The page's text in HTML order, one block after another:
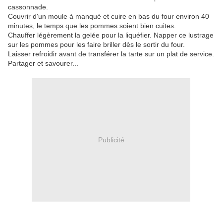
cassonnade.
Couvrir d'un moule à manqué et cuire en bas du four environ 40
minutes, le temps que les pommes soient bien cuites.
Chauffer légèrement la gelée pour la liquéfier. Napper ce lustrage
sur les pommes pour les faire briller dès le sortir du four.
Laisser refroidir avant de transférer la tarte sur un plat de service.
Partager et savourer...
Publicité